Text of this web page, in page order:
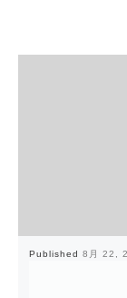
Published 8月 22,